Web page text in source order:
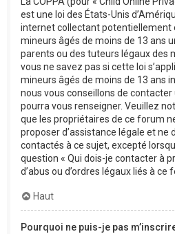
est une loi des États-Unis
internet collectant potentiellement
mineurs âgés de moins de 13 ans
parents ou des tuteurs légaux des
vous ne savez pas si cette loi
mineurs âgés de moins de 13 ans
nous vous conseillons de
pourra vous renseigner. Veuillez
que les propriétaires de ce forum
proposer d’assistance légale et ne
contactés à ce sujet, excepté
question « Qui dois-je contacter à
d’abus ou d’ordres légaux liés à ce
Haut
Pourquoi ne puis-je pas